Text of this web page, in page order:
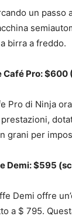
un passo
birra a freddo.
Café Pro: $600
Pro di Ninja
grani per
Demi: $595
Demi offre
a $ 795.